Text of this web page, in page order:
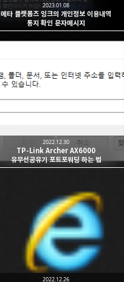
메타 플랫폼즈 잉크의 개인정보 이용내역
통지 확인 문자메시지
2023.01.08
TP-Link Archer AX6000
유무선공유기 포트포워딩 하는 법
2022.12.30
2022.12.26